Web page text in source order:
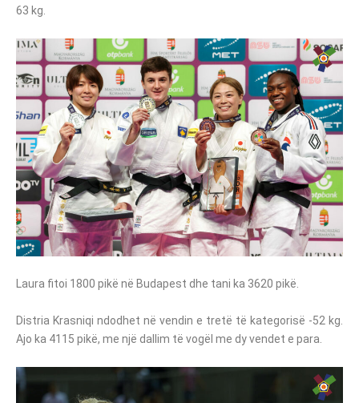
63 kg.
Laura fitoi 1800 pikë në Budapest dhe tani ka 3620 pikë.
Distria Krasniqi ndodhet në vendin e tretë të kategorisë -52 kg.
Ajo ka 4115 pikë, me një dallim të vogël me dy vendet e para.